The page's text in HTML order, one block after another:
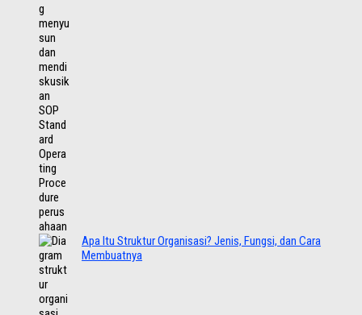
Apa Itu Struktur Organisasi? Jenis, Fungsi, dan Cara
Membuatnya